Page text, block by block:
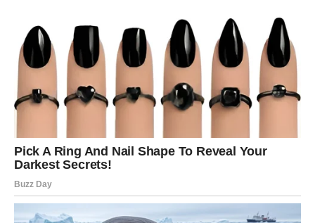
Mnogo ste brinuli zbog novca ili zbog osećaja da vaš trud
nije dovoljno cenjen.
Dolazi nagrada za vaše strpljenje
Period koji dolazi donosi mogućnost dodatne zarade,
uspešnog dogovora ili rešavanja problema koji vas dugo
Možda novac neće stići preko noći, ali ćete jasno videti